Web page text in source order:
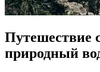
Путешествие
природный